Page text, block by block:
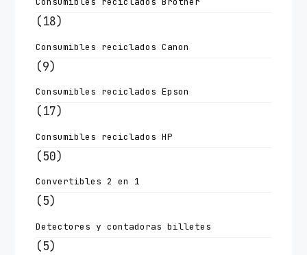
(18)
Consumibles reciclados Canon
(9)
Consumibles reciclados Epson
(17)
Consumibles reciclados HP
(50)
Convertibles 2 en 1
(5)
Detectores y contadoras billetes
(5)